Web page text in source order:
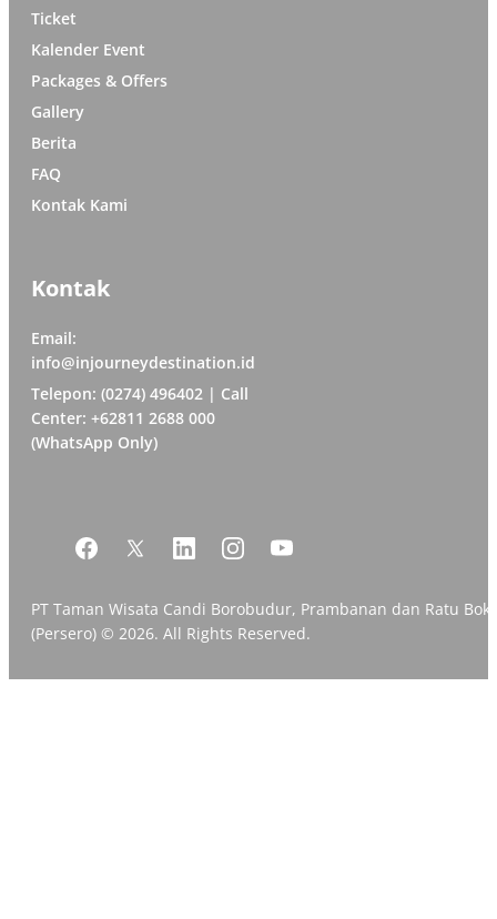
Ticket
Kalender Event
Packages & Offers
Gallery
Berita
FAQ
Kontak Kami
Kontak
Email:
info@injourneydestination.id
Telepon: (0274) 496402 | Call
Center: +62811 2688 000
(WhatsApp Only)
PT Taman Wisata Candi Borobudur, Prambanan dan Ratu
(Persero) © 2026. All Rights Reserved.